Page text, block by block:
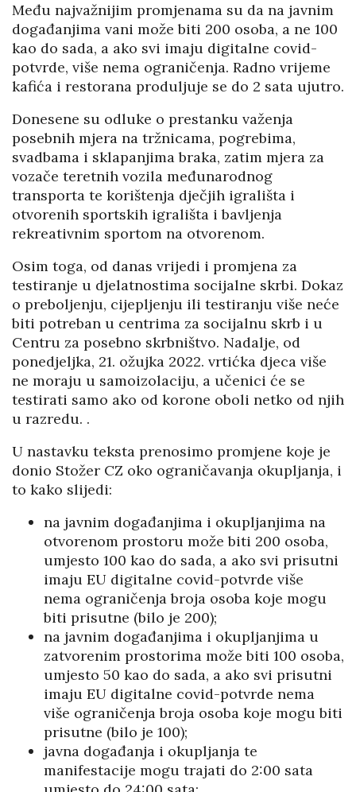
Među najvažnijim promjenama su da na javnim
događanjima vani može biti 200 osoba, a ne 100
kao do sada, a ako svi imaju digitalne covid-
potvrde, više nema ograničenja. Radno vrijeme
kafića i restorana produljuje se do 2 sata ujutro.
Donesene su odluke o prestanku važenja
posebnih mjera na tržnicama, pogrebima,
svadbama i sklapanjima braka, zatim mjera za
vozače teretnih vozila međunarodnog
transporta te korištenja dječjih igrališta i
otvorenih sportskih igrališta i bavljenja
rekreativnim sportom na otvorenom.
Osim toga, od danas vrijedi i promjena za
testiranje u djelatnostima socijalne skrbi. Dokaz
o preboljenju, cijepljenju ili testiranju više neće
biti potreban u centrima za socijalnu skrb i u
Centru za posebno skrbništvo. Nadalje, od
ponedjeljka, 21. ožujka 2022. vrtićka djeca više
ne moraju u samoizolaciju, a učenici će se
testirati samo ako od korone oboli netko od njih
u razredu. .
U nastavku teksta prenosimo promjene koje je
donio Stožer CZ oko ograničavanja okupljanja, i
to kako slijedi:
na javnim događanjima i okupljanjima na
otvorenom prostoru može biti 200 osoba,
umjesto 100 kao do sada, a ako svi prisutni
imaju EU digitalne covid-potvrde više
nema ograničenja broja osoba koje mogu
biti prisutne (bilo je 200);
na javnim događanjima i okupljanjima u
zatvorenim prostorima može biti 100 osoba,
umjesto 50 kao do sada, a ako svi prisutni
imaju EU digitalne covid-potvrde nema
više ograničenja broja osoba koje mogu biti
prisutne (bilo je 100);
javna događanja i okupljanja te
manifestacije mogu trajati do 2:00 sata